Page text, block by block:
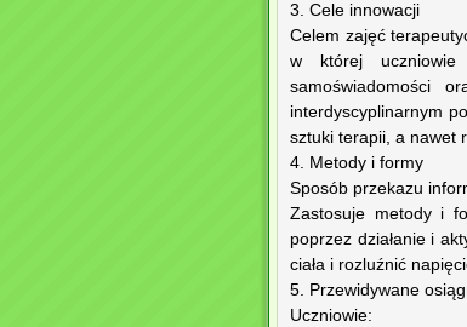
3. Cele innowacji
Celem zajęć
w której uczniowie
samoświadomości
interdyscyplinarnym
sztuki terapii, a nawet
4. Metody i formy
Sposób przekazu
Zastosuje metody i
poprzez działanie i
ciała i rozluźnić
5. Przewidywane
Uczniowie: